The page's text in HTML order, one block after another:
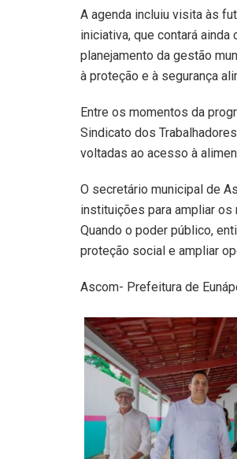
A agenda incluiu visita às
iniciativa, que contará
planejamento da gestão
à proteção e à segurança
Entre os momentos da
Sindicato dos
voltadas ao acesso à
O secretário municipal de
instituições para ampliar os
Quando o poder público,
proteção social e ampliar
Ascom- Prefeitura de